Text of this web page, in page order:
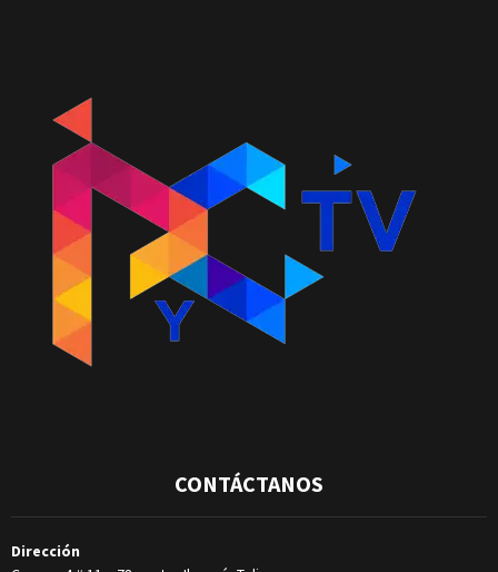
CONTÁCTANOS
Dirección